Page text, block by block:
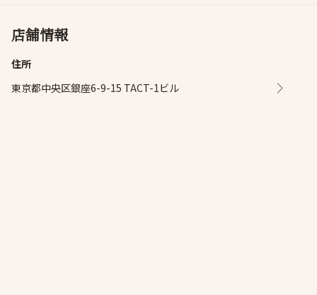
店舗情報
住所
東京都中央区銀座6-9-15 TACT-1ビル